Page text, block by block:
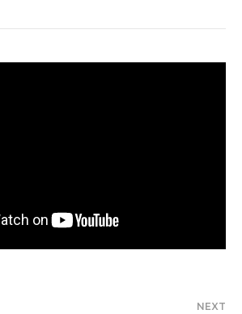
NEXT